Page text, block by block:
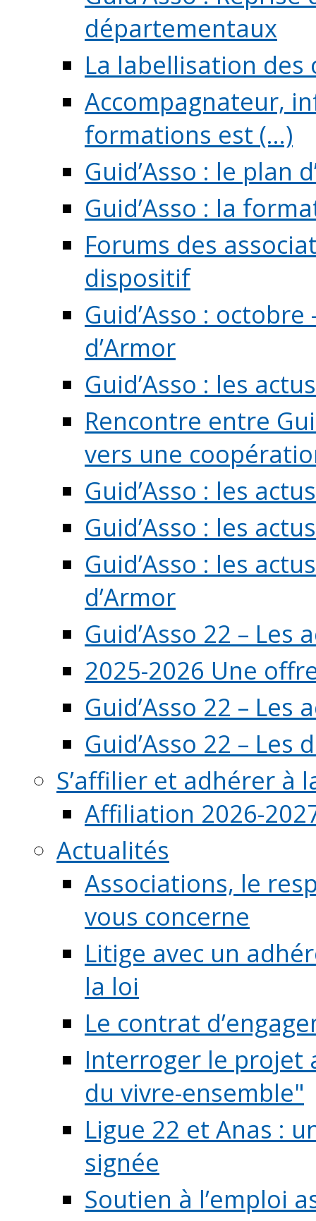
départementaux
La labellisation
Accompagnateur,
formations est (...)
Guid’Asso : le plan
Guid’Asso : la
Forums des
dispositif
Guid’Asso :
d’Armor
Guid’Asso : les
Rencontre entre
vers une
Guid’Asso : les
Guid’Asso : les
Guid’Asso : les
d’Armor
Guid’Asso 22 – Les
2025-2026 Une
Guid’Asso 22 –
Guid’Asso 22 – Les
S’affilier et adhérer à
Affiliation 2026-
Actualités
Associations, le
vous concerne
Litige avec un
la loi
Le contrat
Interroger le projet
du vivre-ensemble"
Ligue 22 et Anas :
signée
Soutien à l’emploi